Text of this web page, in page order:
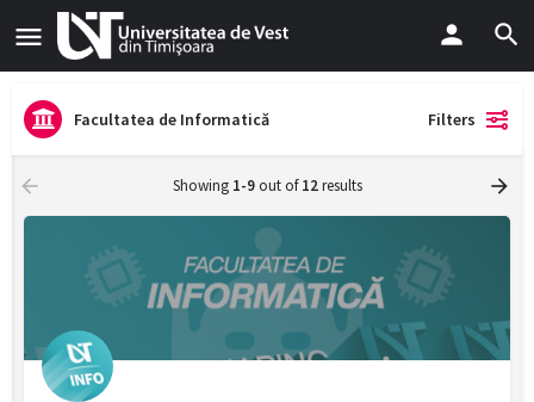
Facultatea de Informatică Filters
Showing 1-9out of12results